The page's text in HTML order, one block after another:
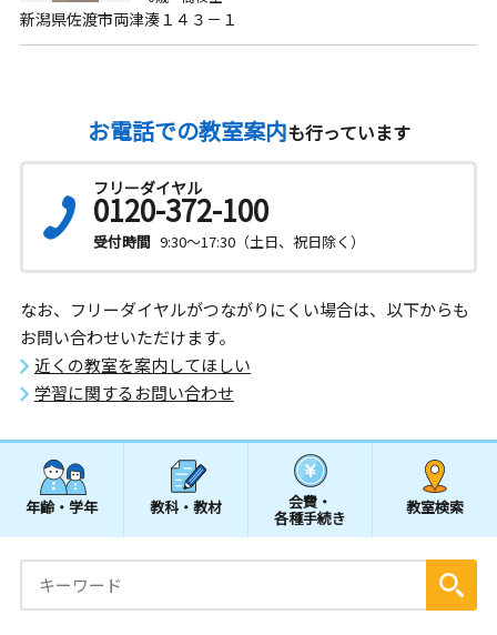
新潟県佐渡市両津湊１４３－１
お電話での教室案内も行っています
フリーダイヤル
0120-372-100
受付時間 9:30～17:30（土日、祝日除く）
なお、フリーダイヤルがつながりにくい場合は、以下からも
お問い合わせいただけます。
近くの教室を案内してほしい
学習に関するお問い合わせ
年齢・学年 教科・教材 会費・
各種手続き
教室検索